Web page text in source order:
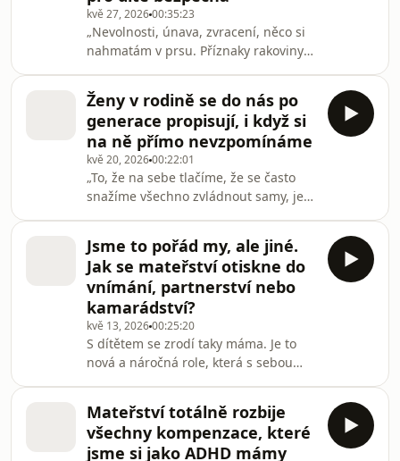
pravda,“ říká Karel Klatovský, lektor a
manažer vzdělávacích programů
společnosti Microsoft.Všechny díly
podcastu Houpa
kvě 27, 202600:35:23
„Nevolnosti, únava, zvracení, něco si
nahmatám v prsu. Příznaky rakoviny
řekne, že je to k jejímu stavu a že to
nic není. A ani lékaři na to nemusí u
těhotné ženy vždycky myslet, že by to
nádor mohl být. Tahle souhra
okolností vede k tomu, že se ženy k
nám dostávají v pozdějším stadiu, než
by to muselo být,“ říká Michael
Halaška, který je předním českým
expertem
Ženy v rodině se do nás po
generace propisují, i když si
na ně přímo nevzpomínáme
kvě 20, 202600:22:01
„To, že na sebe tlačíme, že se často
snažíme všechno zvládnout samy, je
historie sáhnout hodně hluboko,
abychom našli kořeny toho, kdo
vlastně jsme,“ říká polská novinářka
Joanna Kuciel Frydryszak.Všechny díly
podcastu Houpačky můžete pohodlně
poslouchat v mobilní aplikaci
mujRozhlas pro Android a iOS nebo
na webu mujRozhlas.cz.
Jsme to pořád my, ale jiné.
Jak se mateřství otiskne do
vnímání, partnerství nebo
kamarádství?
kvě 13, 202600:25:20
S dítětem se zrodí taky máma. Je to
nová a náročná role, která s sebou
matrescence. Je to zásadní a
přechodové období stejně jako
pubescence nebo adolescence,“ říká
Mateřství totálně rozbije
všechny kompenzace, které
jsme si jako ADHD mámy